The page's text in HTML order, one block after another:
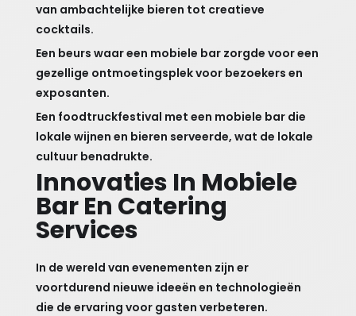
van ambachtelijke bieren tot creatieve
cocktails.
Een beurs waar een mobiele bar zorgde voor een
gezellige ontmoetingsplek voor bezoekers en
exposanten.
Een foodtruckfestival met een mobiele bar die
lokale wijnen en bieren serveerde, wat de lokale
cultuur benadrukte.
Innovaties In Mobiele
Bar En Catering
Services
In de wereld van evenementen zijn er
voortdurend nieuwe ideeën en technologieën
die de ervaring voor gasten verbeteren.